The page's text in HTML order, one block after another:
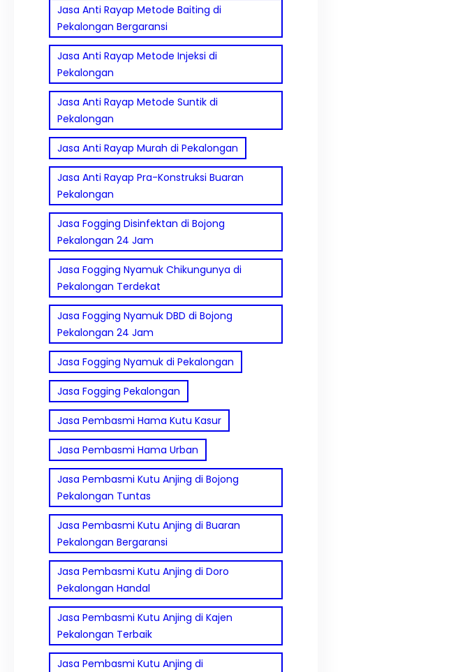
Jasa Anti Rayap Metode Baiting di
Pekalongan Bergaransi
Jasa Anti Rayap Metode Injeksi di
Pekalongan
Jasa Anti Rayap Metode Suntik di
Pekalongan
Jasa Anti Rayap Murah di Pekalongan
Jasa Anti Rayap Pra-Konstruksi Buaran
Pekalongan
Jasa Fogging Disinfektan di Bojong
Pekalongan 24 Jam
Jasa Fogging Nyamuk Chikungunya di
Pekalongan Terdekat
Jasa Fogging Nyamuk DBD di Bojong
Pekalongan 24 Jam
Jasa Fogging Nyamuk di Pekalongan
Jasa Fogging Pekalongan
Jasa Pembasmi Hama Kutu Kasur
Jasa Pembasmi Hama Urban
Jasa Pembasmi Kutu Anjing di Bojong
Pekalongan Tuntas
Jasa Pembasmi Kutu Anjing di Buaran
Pekalongan Bergaransi
Jasa Pembasmi Kutu Anjing di Doro
Pekalongan Handal
Jasa Pembasmi Kutu Anjing di Kajen
Pekalongan Terbaik
Jasa Pembasmi Kutu Anjing di